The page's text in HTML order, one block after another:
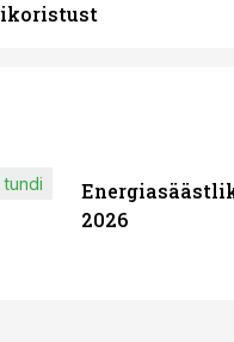
2026